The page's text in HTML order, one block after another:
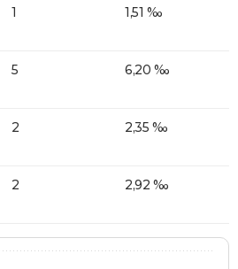
1 1,51 ‰
5 6,20 ‰
2 2,35 ‰
2 2,92 ‰